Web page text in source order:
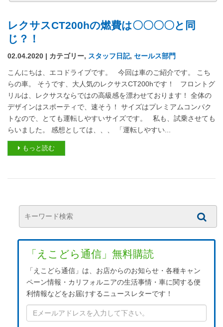
レクサスCT200hの燃費は〇〇〇〇と同
じ？！
02.04.2020 | カテゴリー, スタッフ日記, セールス部門
こんにちは、エコドライブです。 今回は車のご紹介です。 こち
らの車。 そうです、大人気のレクサスCT200hです！ フロントグ
リルは、レクサスならではの高級感を漂わせております！ 全体の
デザインはスポーティで、速そう！ サイズはプレミアムコンパク
トなので、とても運転しやすいサイズです。 私も、試乗させても
らいました。 感想としては、、、 「運転しやすい...
もっと読む
「えこどら通信」無料購読
「えこどら通信」は、お店からのお知らせ・各種キャン
ペーン情報・カリフォルニアの生活事情・車に関する便
利情報などをお届けするニュースレターです！